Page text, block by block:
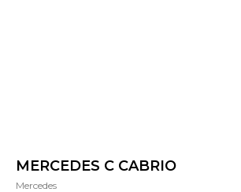
MERCEDES C CABRIO
Mercedes